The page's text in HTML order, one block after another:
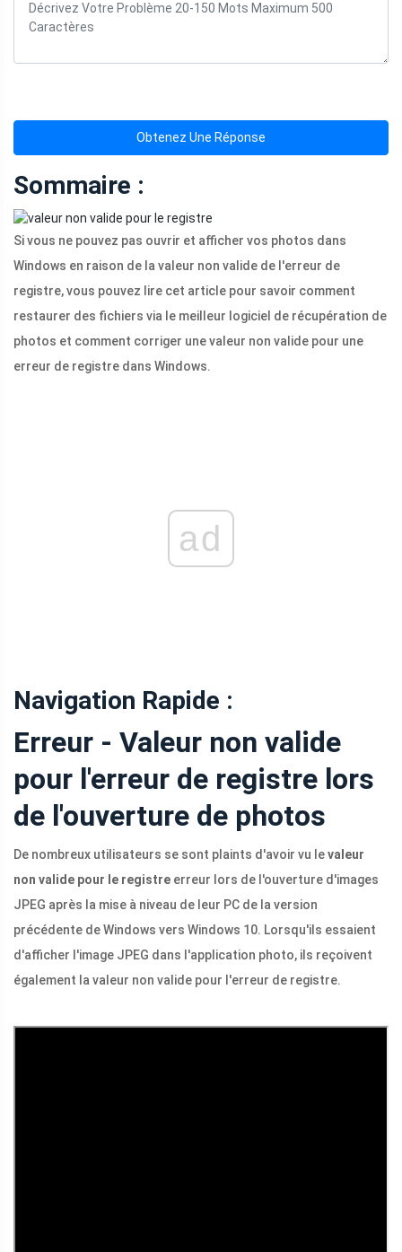
Obtenez Une Réponse
Sommaire :
Si vous ne pouvez pas ouvrir et afficher vos photos dans
Windows en raison de la valeur non valide de l'erreur de
registre, vous pouvez lire cet article pour savoir comment
restaurer des fichiers via le meilleur logiciel de récupération de
photos et comment corriger une valeur non valide pour une
erreur de registre dans Windows.
ad
Navigation Rapide :
Erreur - Valeur non valide
pour l'erreur de registre lors
de l'ouverture de photos
De nombreux utilisateurs se sont plaints d'avoir vu levaleur
non valide pour le registre erreur lors de l'ouverture d'images
JPEG après la mise à niveau de leur PC de la version
précédente de Windows vers Windows 10. Lorsqu'ils essaient
d'afficher l'image JPEG dans l'application photo, ils reçoivent
également la valeur non valide pour l'erreur de registre.